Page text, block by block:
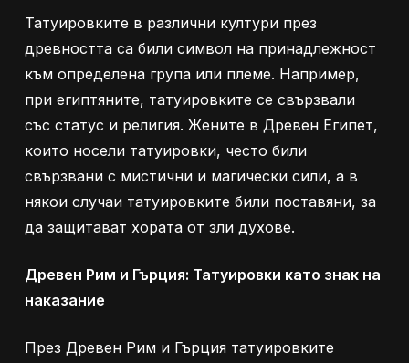
Татуировките в различни култури през
древността са били символ на принадлежност
към определена група или племе. Например,
при египтяните, татуировките се свързвали
със статус и религия. Жените в Древен Египет,
които носели татуировки, често били
свързвани с мистични и магически сили, а в
някои случаи татуировките били поставяни, за
да защитават хората от зли духове.
Древен Рим и Гърция: Татуировки като знак на
наказание
През Древен Рим и Гърция татуировките